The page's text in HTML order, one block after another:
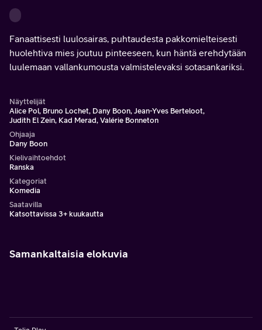
Fanaattisesti luulosairas, puhtaudesta pakkomielteisesti
huolehtiva mies joutuu pinteeseen, kun häntä erehdytään
luulemaan vallankumousta valmistelevaksi sotasankariksi.
Näyttelijät
Alice Pol, Bruno Lochet, Dany Boon, Jean-Yves Berteloot,
Judith El Zein, Kad Merad, Valérie Bonneton
Ohjaaja
Dany Boon
Kielivaihtoehdot
Ranska
Kategoriat
Komedia
Saatavilla
Katsottavissa 3+ kuukautta
Samankaltaisia elokuvia